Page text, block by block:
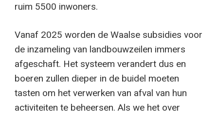
ruim 5500 inwoners.
Vanaf 2025 worden de Waalse subsidies voor
de inzameling van landbouwzeilen immers
afgeschaft. Het systeem verandert dus en
boeren zullen dieper in de buidel moeten
tasten om het verwerken van afval van hun
activiteiten te beheersen. Als we het over